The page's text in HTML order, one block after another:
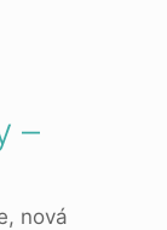
–
nová